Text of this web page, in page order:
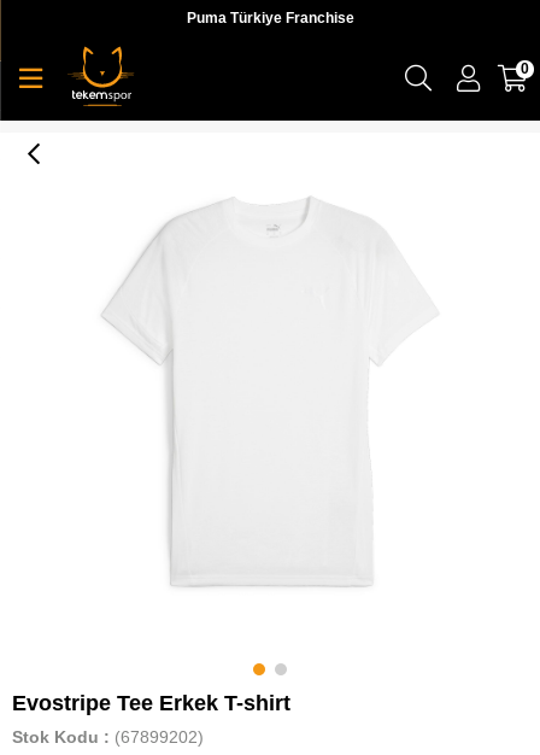
Puma Türkiye Franchise
0
Evostripe Tee Erkek T-shirt
Stok Kodu
(67899202)